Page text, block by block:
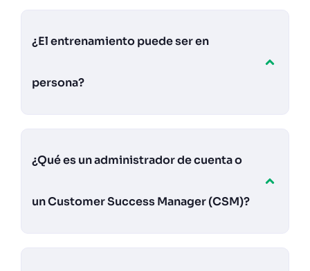
¿El entrenamiento puede ser en
persona?
¿Qué es un administrador de cuenta o
un Customer Success Manager (CSM)?